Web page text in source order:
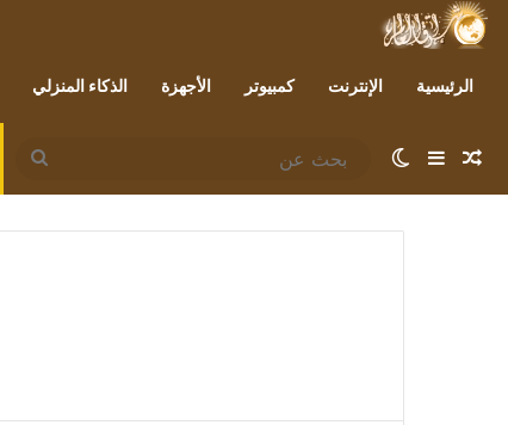
الرئيسية الإنترنت كمبيوتر الأجهزة الذكاء المنزلي
مقال عشوائي
إضافة عمود جانبي
الوضع المظلم
بحث
عن